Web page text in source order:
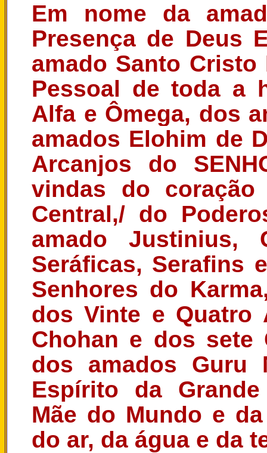
Em nome da
Presença de Deus
amado Santo
Pessoal de toda a
Alfa e Ômega, dos
amados Elohim de
Arcanjos do
vindas do
Central,/ do
amado Justinius,
Seráficas, Serafins
Senhores do
dos Vinte e Quatro
Chohan e dos sete
dos amados
Espírito da
Mãe do Mundo e
do ar, da água e da